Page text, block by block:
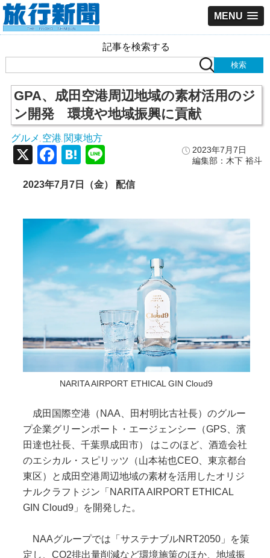
MENU
記事を検索する
GPA、成田空港周辺地域の素材活用のジ
ン開発 環境や地域振興に貢献
グルメ 空港 関東地方
2023年7月7日
編集部：木下 裕斗
X Facebook
Hatena
2023年7月7日（金） 配信
NARITA AIRPORT ETHICAL GIN Cloud9
成田国際空港（NAA、田村明比古社長）のグルー
プ企業グリーンポート・エージェンシー（GPS、濱
田達也社長、千葉県成田市） はこのほど、酒造会社
のエシカル・スピリッツ（山本祐也CEO、東京都台
東区）と成田空港周辺地域の素材を活用したオリジ
ナルクラフトジン「NARITA AIRPORT ETHICAL
GIN Cloud9」を開発した。
NAAグループでは「サステナブルNRT2050」を策
定し、CO2排出量削減など環境施策のほか、地域振